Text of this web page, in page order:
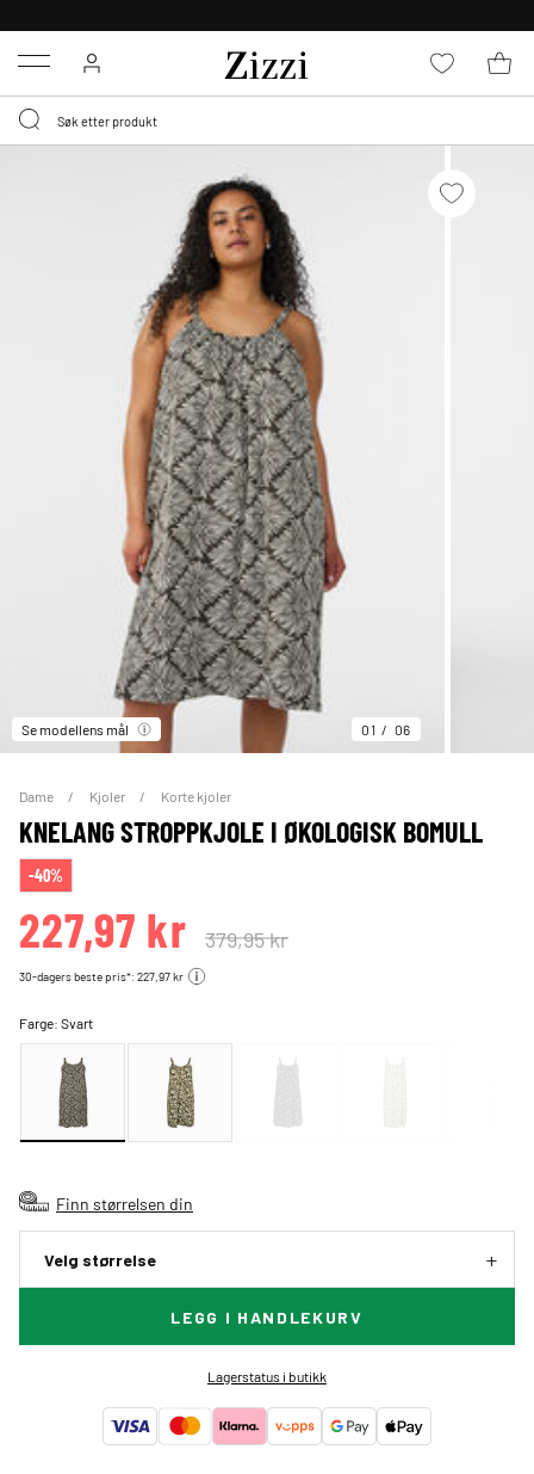
Menu
Se modellens mål 01 06
Dame Kjoler Korte kjoler
KNELANG STROPPKJOLE I ØKOLOGISK BOMULL
-40%
227,97 kr 379,95 kr
30-dagers beste pris*: 227,97 kr
Farge:Svart
Finn størrelsen din
Velg størrelse
LEGG I HANDLEKURV
Lagerstatus i butikk